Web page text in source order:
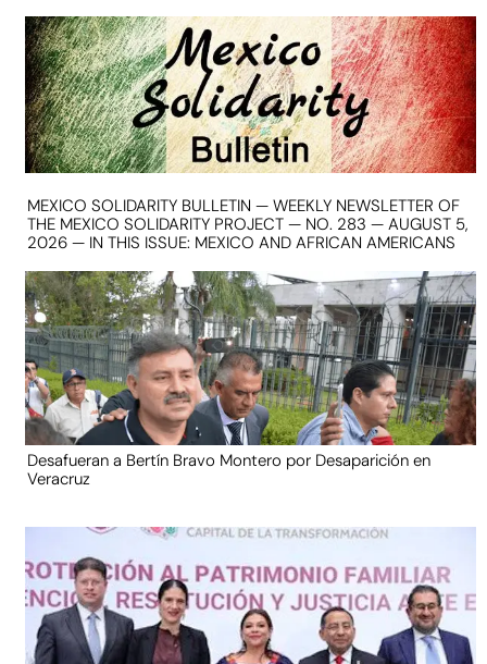
MEXICO SOLIDARITY BULLETIN — WEEKLY NEWSLETTER OF
THE MEXICO SOLIDARITY PROJECT — NO. 283 — AUGUST 5,
2026 — IN THIS ISSUE: MEXICO AND AFRICAN AMERICANS
Desafueran a Bertín Bravo Montero por Desaparición en
Veracruz